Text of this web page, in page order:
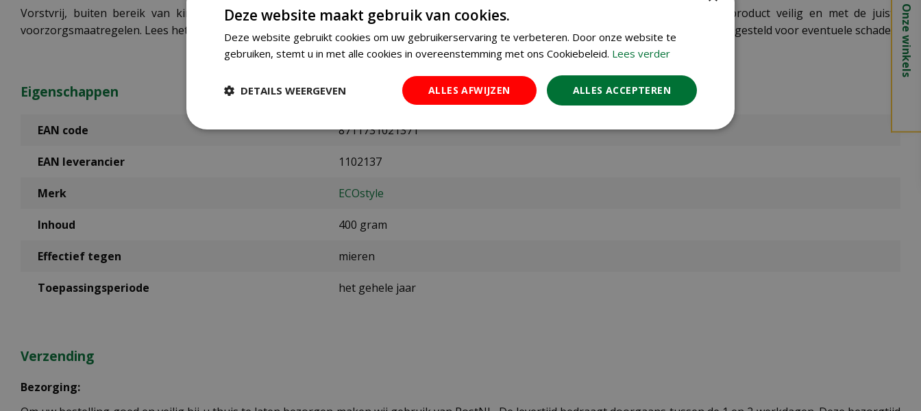
Vorstvrij, buiten bereik van kinderen en huisdieren bewaren. Niet bestemd voor menselijke en dierlijke consumptie. Gebruik dit product veilig en met de juiste
voorzorgsmaatregelen. Lees het etiket op de verpakking goed door. Ecostyle kan als gevolg van onjuist gebruik niet aansprakelijk worden gesteld voor eventuele schade.
Eigenschappen
EAN code 8711731021371
EAN leverancier 1102137
Merk ECOstyle
Inhoud 400 gram
Effectief tegen mieren
Toepassingsperiode het gehele jaar
Verzending
Bezorging:
Onze winkels
Deze website maakt gebruik van cookies.
Deze website gebruikt cookies om uw gebruikerservaring te verbeteren. Door onze website te
gebruiken, stemt u in met alle cookies in overeenstemming met ons Cookiebeleid. Lees verder
ALLES ACCEPTEREN
ALLES AFWIJZEN
DETAILS WEERGEVEN